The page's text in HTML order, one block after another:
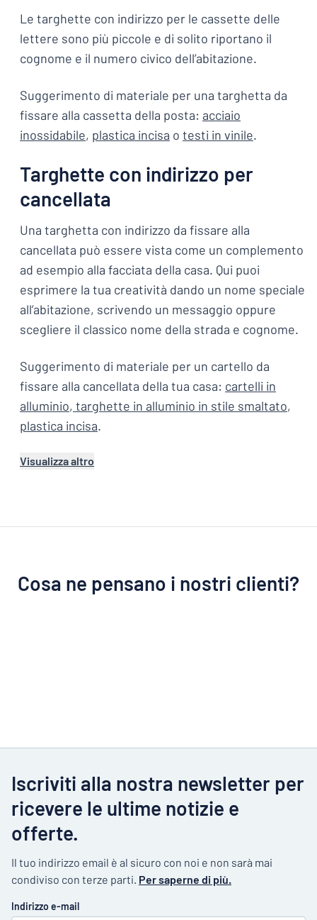
Le targhette con indirizzo per le cassette delle
lettere sono più piccole e di solito riportano il
cognome e il numero civico dell’abitazione.
Suggerimento di materiale per una targhetta da
fissare alla cassetta della posta: acciaio
inossidabile, plastica incisa o testi in vinile.
Targhette con indirizzo per
cancellata
Una targhetta con indirizzo da fissare alla
cancellata può essere vista come un complemento
ad esempio alla facciata della casa. Qui puoi
esprimere la tua creatività dando un nome speciale
all’abitazione, scrivendo un messaggio oppure
scegliere il classico nome della strada e cognome.
Suggerimento di materiale per un cartello da
fissare alla cancellata della tua casa: cartelli in
alluminio, targhette in alluminio in stile smaltato,
plastica incisa.
Visualizza altro
Cosa ne pensano i nostri clienti?
Iscriviti alla nostra newsletter per
ricevere le ultime notizie e
offerte.
Il tuo indirizzo email è al sicuro con noi e non sarà mai
condiviso con terze parti. Per saperne di più.
Indirizzo e-mail